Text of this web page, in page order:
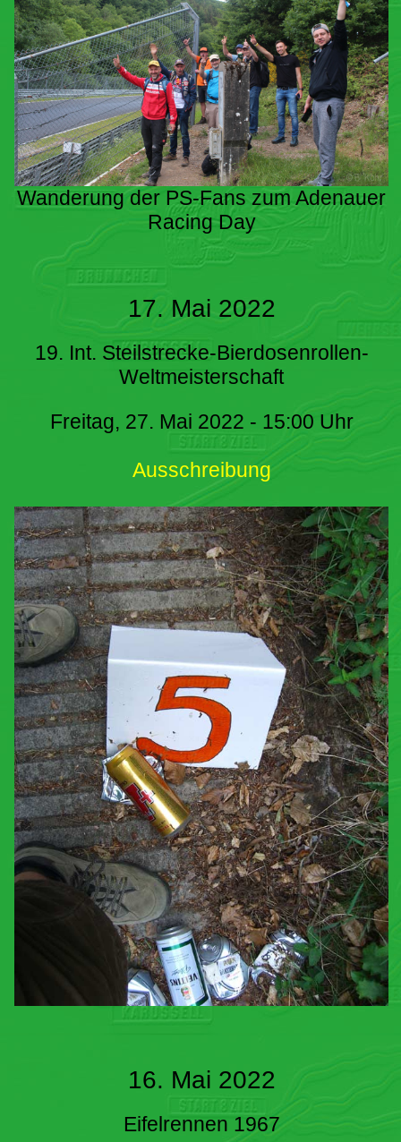
Wanderung der PS-Fans zum Adenauer
Racing Day
17. Mai 2022
19. Int. Steilstrecke-Bierdosenrollen-
Weltmeisterschaft
Freitag, 27. Mai 2022 - 15:00 Uhr
Ausschreibung
16. Mai 2022
Eifelrennen 1967